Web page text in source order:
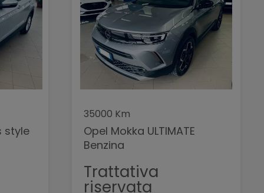
style
35000 Km
Opel Mokka ULTIMATE
Benzina
Trattativa
riservata